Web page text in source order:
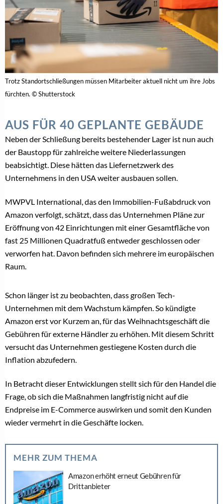
Trotz Standortschließungen müssen Mitarbeiter aktuell nicht um ihre Jobs
fürchten. © Shutterstock
AUS FÜR 40 GEPLANTE GEBÄUDE
Neben der Schließung bereits bestehender Lager ist nun auch
der Baustopp für zahlreiche weitere Niederlassungen
beabsichtigt. Diese hätten das Liefernetzwerk des
Unternehmens in den USA weiter ausbauen sollen.
MWPVL International, das den Immobilien-Fußabdruck von
Amazon verfolgt, schätzt, dass das Unternehmen Pläne zur
Eröffnung von 42 Einrichtungen mit einer Gesamtfläche von
fast 25 Millionen Quadratfuß entweder geschlossen oder
verworfen hat. Davon befinden sich mehrere im europäischen
Raum.
Schon länger ist zu beobachten, dass großen Tech-
Unternehmen mit dem Wachstum kämpfen. So kündigte
Amazon erst vor Kurzem an, für das Weihnachtsgeschäft die
Gebühren für externe Händler zu erhöhen. Mit diesem Schritt
versucht das Unternehmen gestiegene Kosten durch die
Inflation abzufedern.
In Betracht dieser Entwicklungen stellt sich für den Handel die
Frage, ob sich die Maßnahmen langfristig nicht auf die
Endpreise im E-Commerce auswirken und somit den Kunden
wieder vermehrt in die Geschäfte locken.
MEHR ZUM THEMA
Amazon erhöht erneut Gebühren für
Drittanbieter